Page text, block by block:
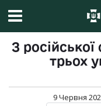
З
трьох
9 Червня